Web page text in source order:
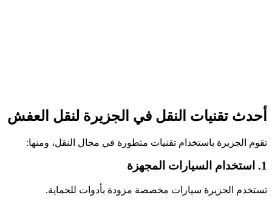
أحدث تقنيات النقل في الجزيرة لنقل العفش
تقوم الجزيرة باستخدام تقنيات متطورة في مجال النقل، ومنها:
1. استخدام السيارات المجهزة
تستخدم الجزيرة سيارات مخصصة مزودة بأدوات للحماية.